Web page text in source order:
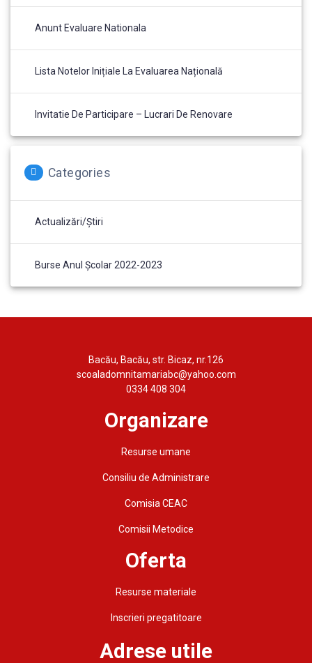
Anunt Evaluare Nationala
Lista Notelor Inițiale La Evaluarea Națională
Invitatie De Participare – Lucrari De Renovare
Categories
Actualizări/Știri
Burse Anul Școlar 2022-2023
Bacău, Bacău, str. Bicaz, nr.126
scoaladomnitamariabc@yahoo.com
0334 408 304
Organizare
Resurse umane
Consiliu de Administrare
Comisia CEAC
Comisii Metodice
Oferta
Resurse materiale
Inscrieri pregatitoare
Adrese utile